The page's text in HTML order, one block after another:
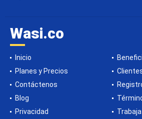
Wasi.co
Inicio
Planes y Precios
Contáctenos
Blog
Privacidad